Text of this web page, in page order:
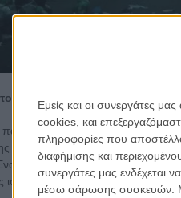
Εμείς και οι συνεργάτες
cookies, και
πληροφορίες που
διαφήμισης και
συνεργάτες μας ενδέχεται
μέσω σάρωσης συσκευών.
Στίβεν Σόντερμπεργκ
παίρνει ξηρούς καρπούς από ένα
κάρτα στον σερβιτόρο. Μια
άνδρας βήχει σε ένα
ιός έχει ήδη εξαπλωθεί.